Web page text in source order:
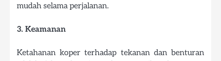
mudah selama perjalanan.
3. Keamanan
Ketahanan koper terhadap tekanan dan benturan